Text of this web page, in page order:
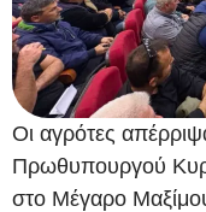
Οι αγρότες
Πρωθυπουργού
στο Μέγαρο